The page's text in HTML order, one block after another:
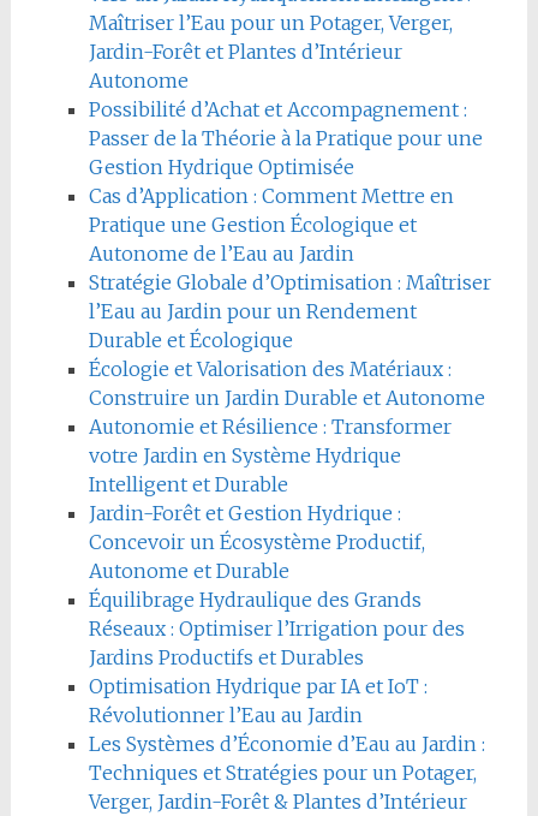
Maîtriser l’Eau pour un Potager, Verger,
Jardin-Forêt et Plantes d’Intérieur
Autonome
Possibilité d’Achat et Accompagnement :
Passer de la Théorie à la Pratique pour une
Gestion Hydrique Optimisée
Cas d’Application : Comment Mettre en
Pratique une Gestion Écologique et
Autonome de l’Eau au Jardin
Stratégie Globale d’Optimisation : Maîtriser
l’Eau au Jardin pour un Rendement
Durable et Écologique
Écologie et Valorisation des Matériaux :
Construire un Jardin Durable et Autonome
Autonomie et Résilience : Transformer
votre Jardin en Système Hydrique
Intelligent et Durable
Jardin-Forêt et Gestion Hydrique :
Concevoir un Écosystème Productif,
Autonome et Durable
Équilibrage Hydraulique des Grands
Réseaux : Optimiser l’Irrigation pour des
Jardins Productifs et Durables
Optimisation Hydrique par IA et IoT :
Révolutionner l’Eau au Jardin
Les Systèmes d’Économie d’Eau au Jardin :
Techniques et Stratégies pour un Potager,
Verger, Jardin-Forêt & Plantes d’Intérieur